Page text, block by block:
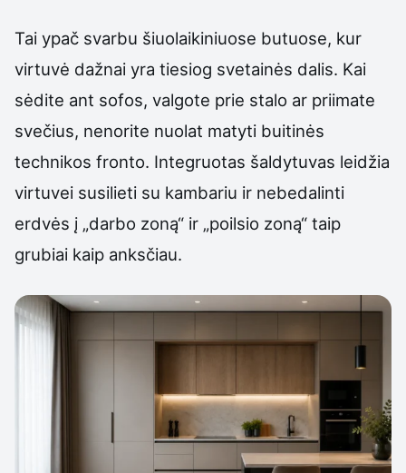
Tai ypač svarbu šiuolaikiniuose butuose, kur
virtuvė dažnai yra tiesiog svetainės dalis. Kai
sėdite ant sofos, valgote prie stalo ar priimate
svečius, nenorite nuolat matyti buitinės
technikos fronto. Integruotas šaldytuvas leidžia
virtuvei susilieti su kambariu ir nebedalinti
erdvės į „darbo zoną“ ir „poilsio zoną“ taip
grubiai kaip anksčiau.